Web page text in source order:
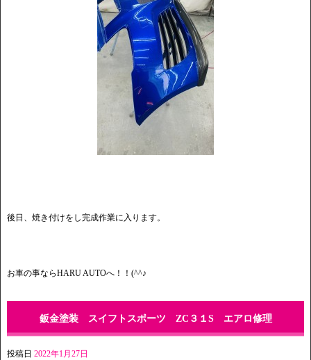
後日、焼き付けをし完成作業に入ります。
お車の事ならHARU AUTOへ！！(^^♪
鈑金塗装 スイフトスポーツ ZC３１S エアロ修理
投稿日 2022年1月27日